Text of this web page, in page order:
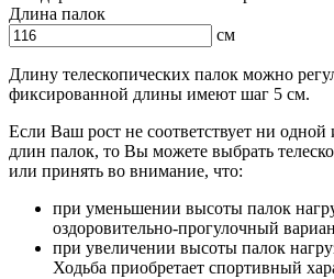
Длина палок
см
Длину телескопических палок можно
фиксированной длины имеют шаг 5 см.
Если Ваш рост не соответствует ни
длин палок, то Вы можете выбрать
или принять во внимание, что:
при уменьшении высоты палок
оздоровительно-прогулочный
при увеличении высоты палок
Ходьба приобретает спортивный